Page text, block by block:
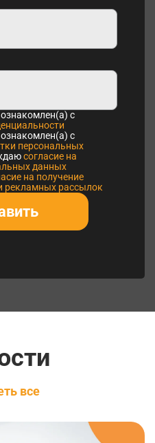
с
с
персональных
согласие на
данных
на получение
рекламных рассылок
все